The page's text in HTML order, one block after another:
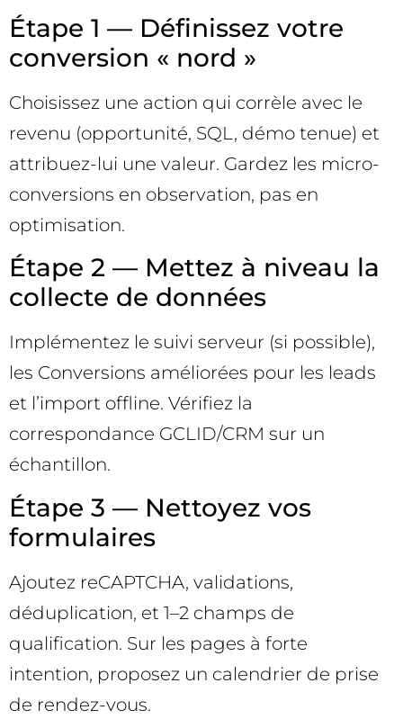
Étape 1 — Définissez votre
conversion « nord »
Choisissez une action qui corrèle avec le
revenu (opportunité, SQL, démo tenue) et
attribuez-lui une valeur. Gardez les micro-
conversions en observation, pas en
optimisation.
Étape 2 — Mettez à niveau la
collecte de données
Implémentez le suivi serveur (si possible),
les Conversions améliorées pour les leads
et l’import offline. Vérifiez la
correspondance GCLID/CRM sur un
échantillon.
Étape 3 — Nettoyez vos
formulaires
Ajoutez reCAPTCHA, validations,
déduplication, et 1–2 champs de
qualification. Sur les pages à forte
intention, proposez un calendrier de prise
de rendez-vous.